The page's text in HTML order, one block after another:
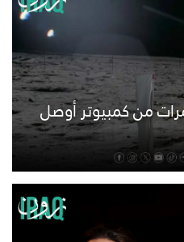
من كمبيوتر أوصل